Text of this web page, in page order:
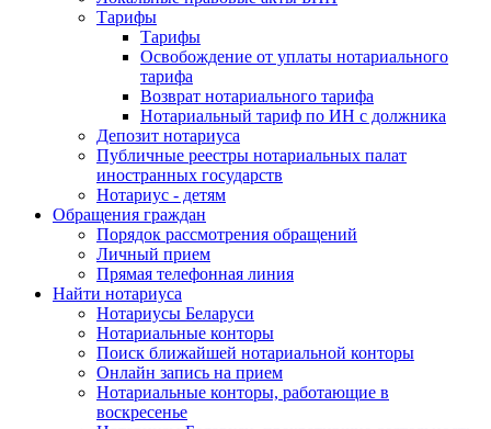
Тарифы
Тарифы
Освобождение от уплаты нотариального
тарифа
Возврат нотариального тарифа
Нотариальный тариф по ИН с должника
Депозит нотариуса
Публичные реестры нотариальных палат
иностранных государств
Нотариус - детям
Обращения граждан
Порядок рассмотрения обращений
Личный прием
Прямая телефонная линия
Найти нотариуса
Нотариусы Беларуси
Нотариальные конторы
Поиск ближайшей нотариальной конторы
Онлайн запись на прием
Нотариальные конторы, работающие в
воскресенье